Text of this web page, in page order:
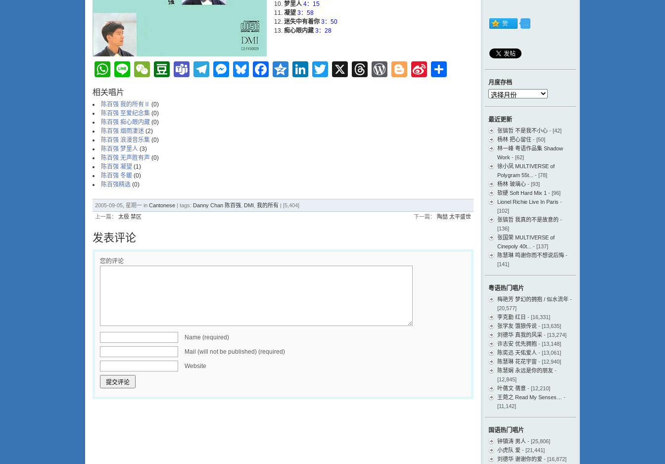
梦里人 4：15
凝望 3：58
迷失中有着你 3：50
痴心眼内藏 3：28
WhatsApp
LineWeChat
Douban
TeamsTelegram
Messenger
Bluesky
Facebook
Qzone
LinkedIn
Twitter
X Threads
WordPress
Blogger
Sina
相关唱片
陈百强 我的所有Ⅱ
(0)
陈百强 至爱纪念集 (0)
陈百强 痴心眼内藏 (0)
陈百强 烟雨凄迷 (2)
陈百强 浪漫音乐集 (0)
陈百强 梦里人 (3)
陈百强 无声胜有声 (0)
陈百强 凝望 (1)
陈百强 冬暖 (0)
陈百强精选 (0)
2005-09-05, 星期一 in Cantonese | tags: Danny Chan 陈百强 DMI 我的所有 | [5,404]
上一篇： 太极 禁区 下一篇： 陶喆 太平盛世
发表评论
您的评论
Name (required)
Mail (will not be published) (required)
Website
月度存档
月
档
最近更新
张镐哲 不是我不小心 - [42]
杨林 把心留住 - [50]
林一峰 粤语作品集 Shadow
Work - [62]
徐小凤 MULTIVERSE of
Polygram 55t...
- [78]
杨林 玻璃心 - [93]
软硬 Soft Hard Mix 1 - [96]
Lionel Richie Live In Paris -
[102]
张镐哲 我真的不是故意的 -
[136]
张国荣 MULTIVERSE of
Cinepoly 40t...
- [137]
陈慧琳 鸣谢你而不想说后悔 -
[141]
粤语热门唱片
梅艳芳 梦幻的拥抱 / 似水流年 -
[20,577]
李克勤 红日 - [16,331]
张学友 饿狼传说 - [13,635]
刘德华 真我的风采 - [13,274]
许志安 优先拥抱 - [13,148]
陈奕迅 天佑爱人 - [13,061]
陈慧琳 花花宇宙 - [12,940]
陈慧娴 永远是你的朋友 -
[12,845]
叶蒨文 蒨意 - [12,210]
王菀之 Read My Senses…
-
[11,142]
国语热门唱片
钟镇涛 男人 - [25,806]
小虎队 爱 - [21,441]
刘德华 谢谢你的爱 - [16,872]